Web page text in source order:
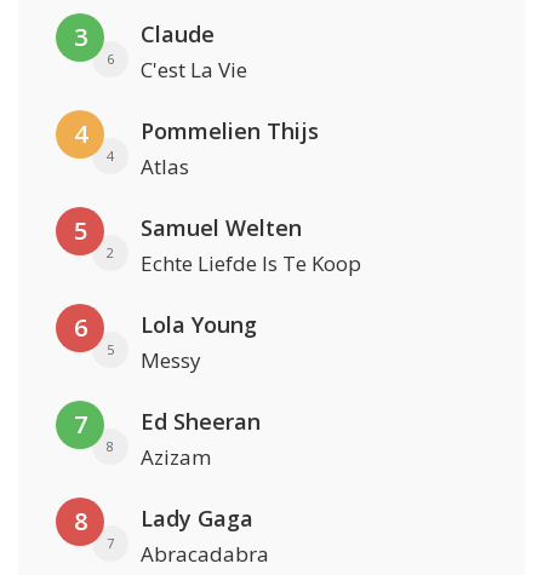
3
6
Claude
C'est La Vie
4
4
Pommelien Thijs
Atlas
5
2
Samuel Welten
Echte Liefde Is Te Koop
6
5
Lola Young
Messy
7
8
Ed Sheeran
Azizam
8
7
Lady Gaga
Abracadabra